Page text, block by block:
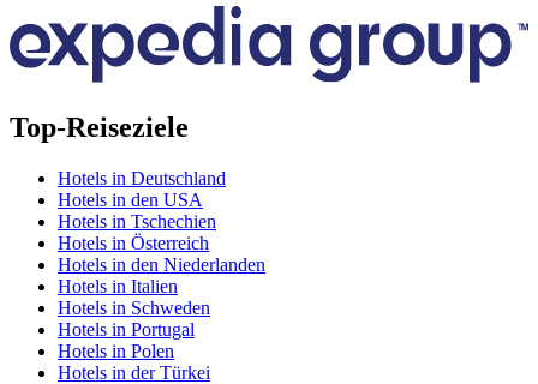
Top-Reiseziele
Hotels in Deutschland
Hotels in den USA
Hotels in Tschechien
Hotels in Österreich
Hotels in den Niederlanden
Hotels in Italien
Hotels in Schweden
Hotels in Portugal
Hotels in Polen
Hotels in der Türkei